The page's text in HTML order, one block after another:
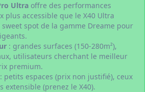
Ultra offre des performances
plus accessible que le X40 Ultra
sweet spot de la gamme Dreame pour
: grandes surfaces (150-280m²),
utilisateurs cherchant le meilleur
premium.
: petits espaces (prix non justifié), ceux
extensible (prenez le X40).